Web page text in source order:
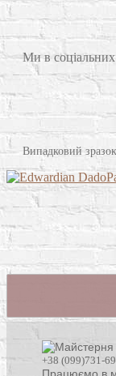
Ми в
Випадковий зразок
+38 (099)731-